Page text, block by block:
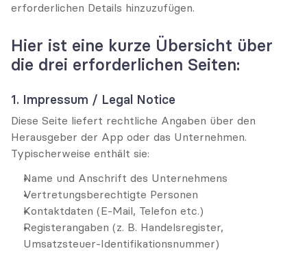
erforderlichen Details hinzuzufügen.
Hier ist eine kurze Übersicht über
die drei erforderlichen Seiten:
1. Impressum / Legal Notice
Diese Seite liefert rechtliche Angaben über den
Herausgeber der App oder das Unternehmen.
Typischerweise enthält sie:
Name und Anschrift des Unternehmens
Vertretungsberechtigte Personen
Kontaktdaten (E-Mail, Telefon etc.)
Registerangaben (z. B. Handelsregister,
Umsatzsteuer-Identifikationsnummer)